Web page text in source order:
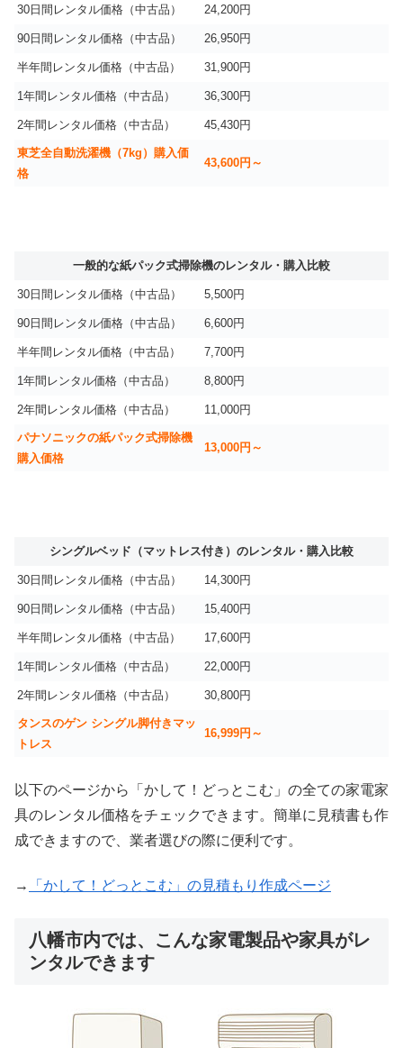
30日間レンタル価格（中古品） 24,200円
90日間レンタル価格（中古品） 26,950円
半年間レンタル価格（中古品） 31,900円
1年間レンタル価格（中古品） 36,300円
2年間レンタル価格（中古品） 45,430円
東芝全自動洗濯機（7kg）購入価
格
43,600円～
一般的な紙パック式掃除機のレンタル・購入比較
30日間レンタル価格（中古品） 5,500円
90日間レンタル価格（中古品） 6,600円
半年間レンタル価格（中古品） 7,700円
1年間レンタル価格（中古品） 8,800円
2年間レンタル価格（中古品） 11,000円
パナソニックの紙パック式掃除機
購入価格
13,000円～
シングルベッド（マットレス付き）のレンタル・購入比較
30日間レンタル価格（中古品） 14,300円
90日間レンタル価格（中古品） 15,400円
半年間レンタル価格（中古品） 17,600円
1年間レンタル価格（中古品） 22,000円
2年間レンタル価格（中古品） 30,800円
タンスのゲン シングル脚付きマッ
トレス
16,999円～
以下のページから「かして！どっとこむ」の全ての家電家
具のレンタル価格をチェックできます。簡単に見積書も作
成できますので、業者選びの際に便利です。
→ 「かして！どっとこむ」の見積もり作成ページ
八幡市内では、こんな家電製品や家具がレ
ンタルできます